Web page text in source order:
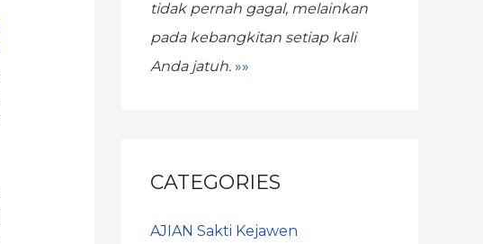
tidak pernah gagal, melainkan
pada kebangkitan setiap kali
Anda jatuh. »»
CATEGORIES
AJIAN Sakti Kejawen